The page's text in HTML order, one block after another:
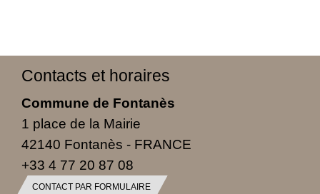
Contacts et horaires
Commune de Fontanès
1 place de la Mairie
42140 Fontanès - FRANCE
+33 4 77 20 87 08
CONTACT PAR FORMULAIRE